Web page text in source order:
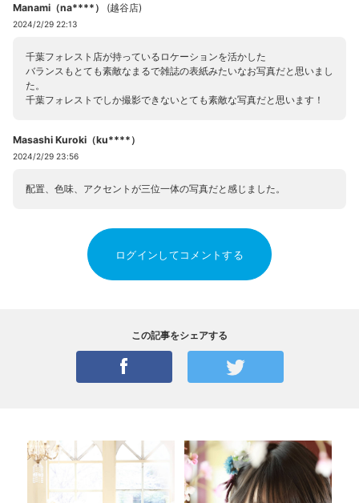
Manami（na****） (越谷店)
2024/2/29 22:13
千葉フォレスト店が持っているロケーションを活かした
バランスもとても素敵なまるで雑誌の表紙みたいなお写真だと思いまし
た。
千葉フォレストでしか撮影できないとても素敵な写真だと思います！
Masashi Kuroki（ku****）
2024/2/29 23:56
配置、色味、アクセントが三位一体の写真だと感じました。
ログインしてコメントする
この記事をシェアする